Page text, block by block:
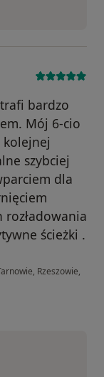
bardzo
Mój 6-cio
kolejnej
szybciej
dla
rozładowania
ścieżki .
Rzeszowie,